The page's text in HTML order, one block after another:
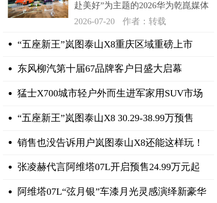
赴美好”为主题的2026华为乾崑媒体
日在深成功举办
2026-07-20 作者：转载
“五座新王”岚图泰山X8重庆区域重磅上市
东风柳汽第十届67品牌客户日盛大启幕
猛士X700城市轻户外而生进军家用SUV市场
“五座新王”岚图泰山X8 30.29-38.99万预售
销售也没告诉用户岚图泰山X8还能这样玩！
张凌赫代言阿维塔07L开启预售24.99万元起
阿维塔07L“弦月银”车漆月光灵感演绎新豪华